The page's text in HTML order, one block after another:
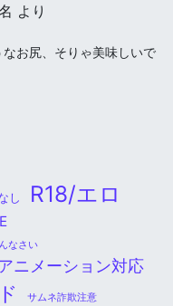
より
お尻、そりゃ美味しいで
し R18/エロ
なさい
ニメーション対応
サムネ詐欺注意